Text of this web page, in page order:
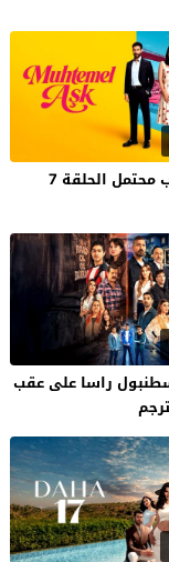
مسلسل حب محتمل الحلقة 7
راسا على عقب